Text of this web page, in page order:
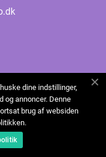
dine indstillinger,
og annoncer. Denne
brug af websiden